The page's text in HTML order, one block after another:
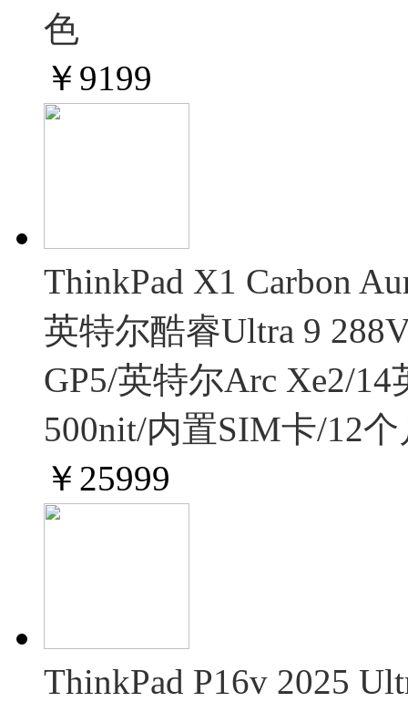
色
￥ 9199
ThinkPad X1 Carbon
英特尔酷睿Ultra 9
GP5/英特尔Arc Xe2/
500nit/内置SIM卡/12
￥ 25999
ThinkPad P16v 2025